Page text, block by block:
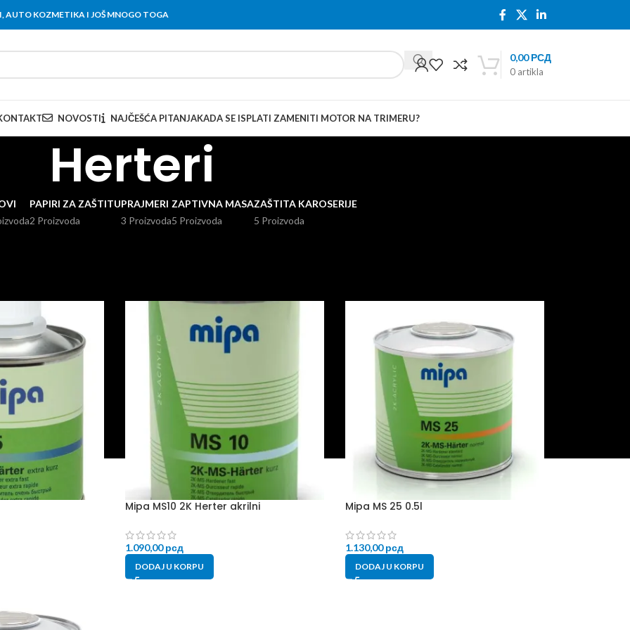
AUTO KOZMETIKA I JOŠ MNOGO TOGA
0 artikla
0,00РСД
NOVOSTI NAJČEŠĆA PITANJAKADA SE ISPLATI ZAMENITI MOTOR NA TRIMERU?
Herteri
PAPIRI ZA ZAŠTITU
2 Proizvoda
PRAJMERI
3 Proizvoda
ZAPTIVNA MASA
5 Proizvoda
ZAŠTITA KAROSERIJE
5 Proizvoda
Mipa MS10 2K Herter akrilni
1.090,00рсд
DODAJ U KORPU
Mipa MS 25 0.5l
1.130,00рсд
DODAJ U KORPU